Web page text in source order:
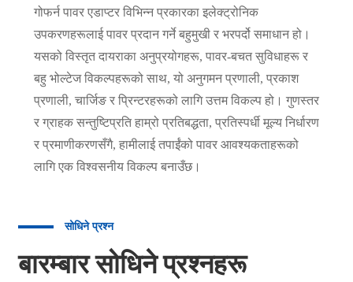
गोफर्न पावर एडाप्टर विभिन्न प्रकारका इलेक्ट्रोनिक
उपकरणहरूलाई पावर प्रदान गर्ने बहुमुखी र भरपर्दो समाधान हो।
यसको विस्तृत दायराका अनुप्रयोगहरू, पावर-बचत सुविधाहरू र
बहु ​​भोल्टेज विकल्पहरूको साथ, यो अनुगमन प्रणाली, प्रकाश
प्रणाली, चार्जिङ र प्रिन्टरहरूको लागि उत्तम विकल्प हो। गुणस्तर
र ग्राहक सन्तुष्टिप्रति हाम्रो प्रतिबद्धता, प्रतिस्पर्धी मूल्य निर्धारण
र प्रमाणीकरणसँगै, हामीलाई तपाईंको पावर आवश्यकताहरूको
लागि एक विश्वसनीय विकल्प बनाउँछ।
सोधिने प्रश्न
बारम्बार सोधिने प्रश्नहरू